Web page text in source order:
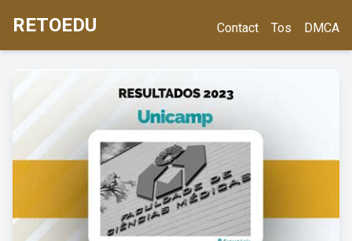
RETOEDU Contact Tos DMCA